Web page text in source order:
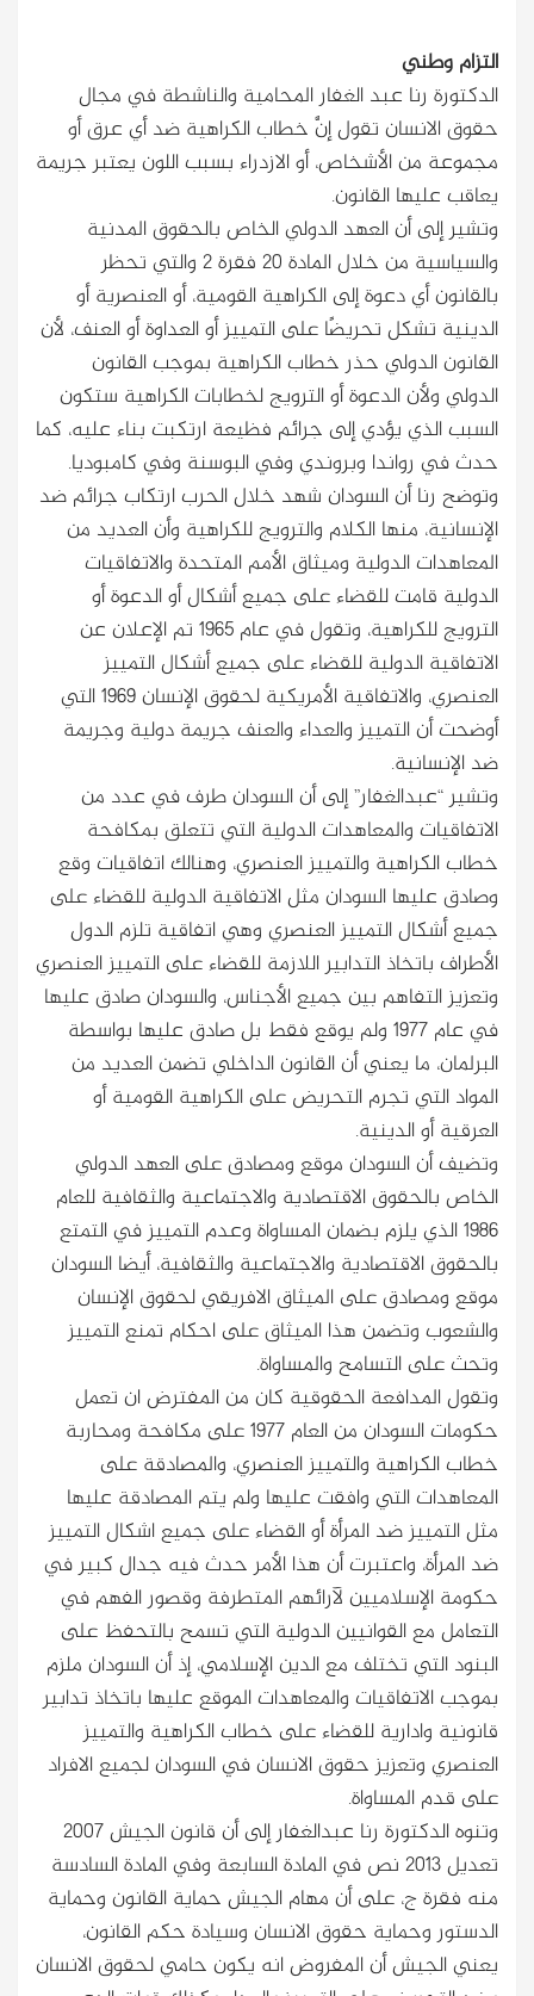
التزام وطني
الدكتورة رنا عبد الغفار المحامية والناشطة في مجال
حقوق الانسان تقول إنَّ خطاب الكراهية ضد أي عرق أو
مجموعة من الأشخاص، أو الازدراء بسبب اللون يعتبر جريمة
يعاقب عليها القانون.
وتشير إلى أن العهد الدولي الخاص بالحقوق المدنية
والسياسية من خلال المادة 20 فقرة 2 والتي تحظر
بالقانون أي دعوة إلى الكراهية القومية، أو العنصرية أو
الدينية تشكل تحريضًا على التمييز أو العداوة أو العنف، لأن
القانون الدولي حذر خطاب الكراهية بموجب القانون
الدولي ولأن الدعوة أو الترويج لخطابات الكراهية ستكون
السبب الذي يؤدي إلى جرائم فظيعة ارتكبت بناء عليه، كما
حدث في رواندا وبروندي وفي البوسنة وفي كامبوديا.
وتوضح رنا أن السودان شهد خلال الحرب ارتكاب جرائم ضد
الإنسانية، منها الكلام والترويج للكراهية وأن العديد من
المعاهدات الدولية وميثاق الأمم المتحدة والاتفاقيات
الدولية قامت للقضاء على جميع أشكال أو الدعوة أو
الترويج للكراهية، وتقول في عام 1965 تم الإعلان عن
الاتفاقية الدولية للقضاء على جميع أشكال التمييز
العنصري، والاتفاقية الأمريكية لحقوق الإنسان 1969 التي
أوضحت أن التمييز والعداء والعنف جريمة دولية وجريمة
ضد الإنسانية.
وتشير “عبدالغفار” إلى أن السودان طرف في عدد من
الاتفاقيات والمعاهدات الدولية التي تتعلق بمكافحة
خطاب الكراهية والتمييز العنصري، وهنالك اتفاقيات وقع
وصادق عليها السودان مثل الاتفاقية الدولية للقضاء على
جميع أشكال التمييز العنصري وهي اتفاقية تلزم الدول
الأطراف باتخاذ التدابير اللازمة للقضاء على التمييز العنصري
وتعزيز التفاهم بين جميع الأجناس، والسودان صادق عليها
في عام 1977 ولم يوقع فقط بل صادق عليها بواسطة
البرلمان، ما يعني أن القانون الداخلي تضمن العديد من
المواد التي تجرم التحريض على الكراهية القومية أو
العرقية أو الدينية.
وتضيف أن السودان موقع ومصادق على العهد الدولي
الخاص بالحقوق الاقتصادية والاجتماعية والثقافية للعام
1986 الذي يلزم بضمان المساواة وعدم التمييز في التمتع
بالحقوق الاقتصادية والاجتماعية والثقافية، أيضا السودان
موقع ومصادق على الميثاق الافريقي لحقوق الإنسان
والشعوب وتضمن هذا الميثاق على احكام تمنع التمييز
وتحث على التسامح والمساواة.
وتقول المدافعة الحقوقية كان من المفترض ان تعمل
حكومات السودان من العام 1977 على مكافحة ومحاربة
خطاب الكراهية والتمييز العنصري، والمصادقة على
المعاهدات التي وافقت عليها ولم يتم المصادقة عليها
مثل التمييز ضد المرأة أو القضاء على جميع اشكال التمييز
ضد المرأة، واعتبرت أن هذا الأمر حدث فيه جدال كبير في
حكومة الإسلاميين لآرائهم المتطرفة وقصور الفهم في
التعامل مع القوانيين الدولية التي تسمح بالتحفظ على
البنود التي تختلف مع الدين الإسلامي، إذ أن السودان ملزم
بموجب الاتفاقيات والمعاهدات الموقع عليها باتخاذ تدابير
قانونية وادارية للقضاء على خطاب الكراهية والتمييز
العنصري وتعزيز حقوق الانسان في السودان لجميع الافراد
على قدم المساواة.
وتنوه الدكتورة رنا عبدالغفار إلى أن قانون الجيش 2007
تعديل 2013 نص في المادة السابعة وفي المادة السادسة
منه فقرة ج، على أن مهام الجيش حماية القانون وحماية
الدستور وحماية حقوق الانسان وسيادة حكم القانون،
يعني الجيش أن المفروض انه يكون حامي لحقوق الانسان